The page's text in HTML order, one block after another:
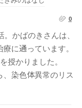
0
かばのきさんは、
に通っています。
授かりました。
染色体異常のリス